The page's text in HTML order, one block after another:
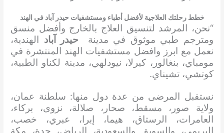
خطط رحلتك العلاجية لأفضل أطباء ومستشفيات حيدر آباد في الهند
“نحن، المرشد لتنسيق العلاج بالخارج وأفضل منسق
ومترجم طبي موثوق في مدينة
حيدر آباد الهندية،
نعمل مع ابرز وافضل مستشفيات الهند المنتشرة في
مومباي، بنغالور، كيرلا، نيودلهي، مدينة لكناو الطبية،
كوتشي، تشيناي.
نستقبل المرضى من عدة دول منها: سلطنة عمان،
ولاية صور، مسقط، صحار، صلالة، نزوى، بركاء،
العامرات، الرستاق، هيما، إبرا، عبري، خصب،